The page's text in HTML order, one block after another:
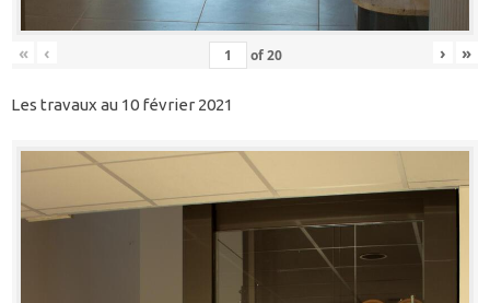
« ‹ of20 › »
Les travaux au 10 février 2021